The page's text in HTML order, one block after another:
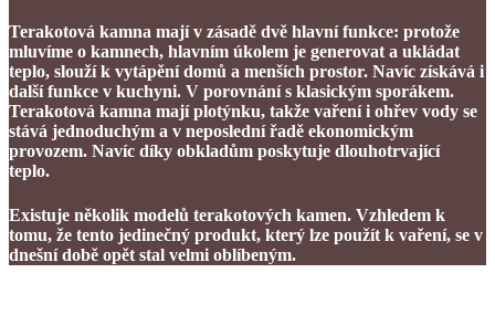
Terakotová kamna mají v zásadě dvě hlavní funkce: protože
mluvíme o kamnech, hlavním úkolem je generovat a ukládat
teplo, slouží k vytápění domů a menších prostor. Navíc získává i
další funkce v kuchyni. V porovnání s klasickým sporákem.
Terakotová kamna mají plotýnku, takže vaření i ohřev vody se
stává jednoduchým a v neposlední řadě ekonomickým
provozem. Navíc díky obkladům poskytuje dlouhotrvající
teplo.
Existuje několik modelů terakotových kamen. Vzhledem k
tomu, že tento jedinečný produkt, který lze použít k vaření, se v
dnešní době opět stal velmi oblíbeným.